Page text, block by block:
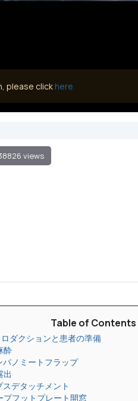
please click here.
views
Table of Contents
ロダクションと患者の準備
酔
パノミートフラップ
出
スデタッチメント
プフットプレート開窓